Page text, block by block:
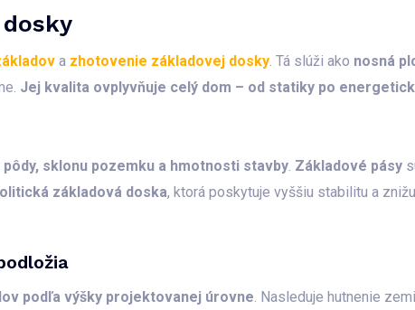
dosky
a zhotovenie základovej dosky. Tá slúži ako nosná
Jej kvalita ovplyvňuje celý dom – od statiky po
pôdy, sklonu pozemku a hmotnosti stavby. Základové pásy
základová doska, ktorá poskytuje vyššiu stabilitu a
podľa výšky projektovanej úrovne . Nasleduje hutnenie